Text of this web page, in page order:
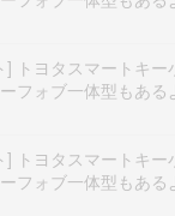
] トヨタスマートキー
フォブ一体型もある
] トヨタスマートキー
フォブ一体型もある